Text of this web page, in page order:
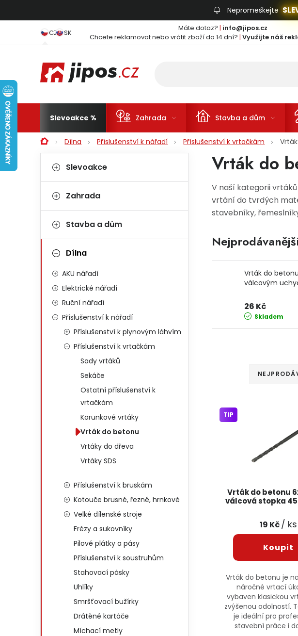
Nepromeškejte
CZ SK Máte dotaz? | info@jipos.cz
Chcete reklamovat nebo vrátit zboží do 14 dní? | Využijte náš
Slevoakce Zahrada Stavba a dům
DomůDílna Příslušenství k nářadí Příslušenství k vrtačkám
Postranní panel
Kategorie
Slevoakce
Zahrada
Stavba a dům
Dílna
AKU nářadí
Elektrické nářadí
Ruční nářadí
Příslušenství k nářadí
Příslušenství k plynovým láhvím
Příslušenství k vrtačkám
Sady vrtáků
Sekáče
Ostatní příslušenství k
vrtačkám
Korunkové vrtáky
Vrták do betonu
Vrtáky do dřeva
Vrtáky SDS
Příslušenství k bruskám
Kotouče brusné, řezné, hrnkové
Velké dílenské stroje
Frézy a sukovníky
Pilové plátky a pásy
Příslušenství k soustruhům
Stahovací pásky
Uhlíky
Smršťovací bužírky
Drátěné kartáče
Míchací metly
Vrták do
V naší kategorii
vrtání do tvrdých
stavebníky,
Vrták do
válcovým
26 Kč
Skladem
Výpis
Vrták do betonu
válcová stopka
TIP
19 Kč/ ks
Vrták do betonu je
náročné vrtací
vybaven klasickou
zvýšenou odolností.
je ideální pro
stavební práce i